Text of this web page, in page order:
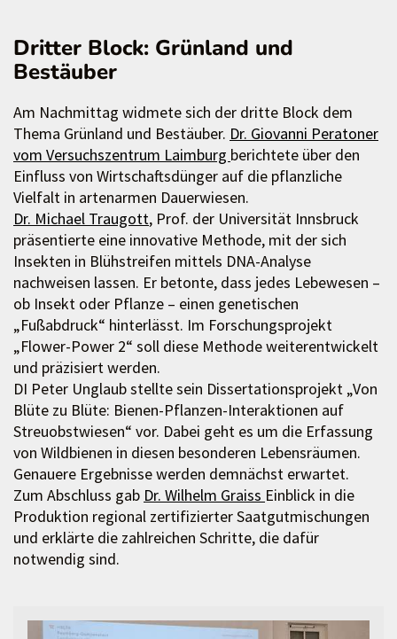
Dritter Block: Grünland und
Bestäuber
Am Nachmittag widmete sich der dritte Block dem
Thema Grünland und Bestäuber. Dr. Giovanni Peratoner
vom Versuchszentrum Laimburg berichtete über den
Einfluss von Wirtschaftsdünger auf die pflanzliche
Vielfalt in artenarmen Dauerwiesen.
Dr. Michael Traugott, Prof. der Universität Innsbruck
präsentierte eine innovative Methode, mit der sich
Insekten in Blühstreifen mittels DNA-Analyse
nachweisen lassen. Er betonte, dass jedes Lebewesen –
ob Insekt oder Pflanze – einen genetischen
„Fußabdruck“ hinterlässt. Im Forschungsprojekt
„Flower-Power 2“ soll diese Methode weiterentwickelt
und präzisiert werden.
DI Peter Unglaub stellte sein Dissertationsprojekt „Von
Blüte zu Blüte: Bienen-Pflanzen-Interaktionen auf
Streuobstwiesen“ vor. Dabei geht es um die Erfassung
von Wildbienen in diesen besonderen Lebensräumen.
Genauere Ergebnisse werden demnächst erwartet.
Zum Abschluss gab Dr. Wilhelm Graiss Einblick in die
Produktion regional zertifizierter Saatgutmischungen
und erklärte die zahlreichen Schritte, die dafür
notwendig sind.